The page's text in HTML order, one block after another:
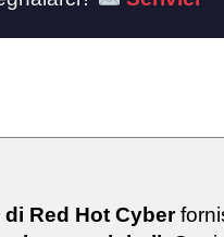
Red Hot Cyber